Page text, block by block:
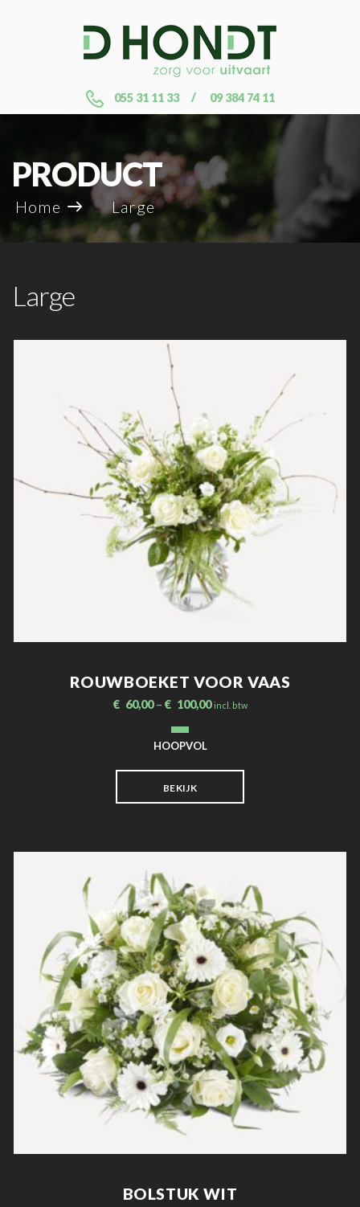
055 31 11 33 09 384 74 11
PRODUCT
Home Large
Large
ROUWBOEKET VOOR VAAS
€ 60,00– € 100,00 incl. btw
HOOPVOL
BEKIJK
BOLSTUK WIT